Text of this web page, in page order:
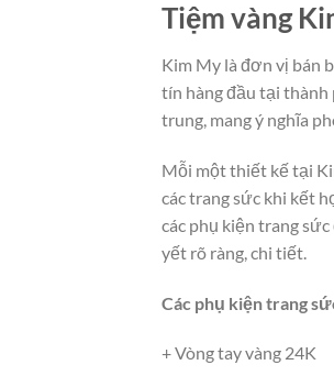
Tiệm vàng
Kim My là đơn vị bán
tín hàng đầu tại thành
trung, mang ý nghĩa
Mỗi một thiết kế tại
các trang sức khi kết
các phụ kiện trang
yết rõ ràng, chi tiết.
Các phụ kiện trang
+ Vòng tay vàng 24K